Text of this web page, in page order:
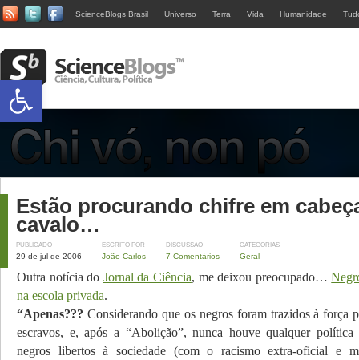
ScienceBlogs Brasil Universo Terra Vida Humanidade
Estão procurando chifre em
cavalo…
PUBLICADO
29 de jul de 2006
ESCRITO POR
João Carlos
DISCUSSÃO
7 Comentários
CATEGORIAS
Geral
Outra notícia do Jornal da Ciência, me deixou preocupado…
na escola privada.
“Apenas??? Considerando que os negros foram trazidos à força
escravos, e, após a “Abolição”, nunca houve qualquer política
negros libertos à sociedade (com o racismo extra-oficial e
Abrir a barra de ferramentas